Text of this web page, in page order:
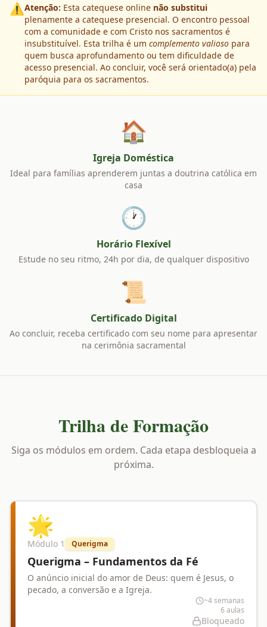
⚠️Atenção: Esta catequese online não substitui
plenamente a catequese presencial. O encontro pessoal
com a comunidade e com Cristo nos sacramentos é
insubstituível. Esta trilha é um complemento valioso para
quem busca aprofundamento ou tem dificuldade de
acesso presencial. Ao concluir, você será orientado(a) pela
paróquia para os sacramentos.
🏠
Igreja Doméstica
Ideal para famílias aprenderem juntas a doutrina católica em
casa
🕐
Horário Flexível
Estude no seu ritmo, 24h por dia, de qualquer dispositivo
📜
Certificado Digital
Ao concluir, receba certificado com seu nome para apresentar
na cerimônia sacramental
Trilha de Formação
Siga os módulos em ordem. Cada etapa desbloqueia a
próxima.
🌟
Módulo 1 Querigma
Querigma – Fundamentos da Fé
O anúncio inicial do amor de Deus: quem é Jesus, o
pecado, a conversão e a Igreja.
~4 semanas
6 aulas
Bloqueado